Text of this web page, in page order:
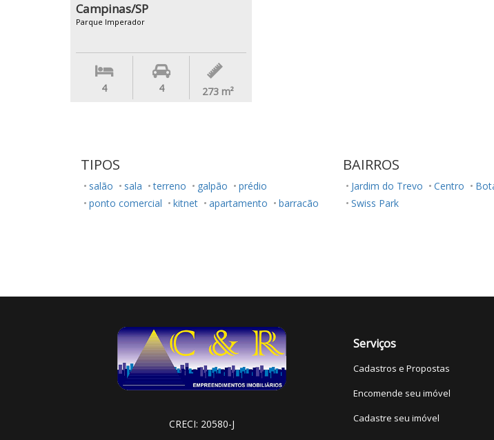
Campinas/SP
Parque Imperador
4 4 273 m²
TIPOS
salão sala terreno galpão
prédio
ponto comercial
kitnet apartamento barracão
BAIRROS
Jardim do Trevo Centro
Swiss Park
CRECI: 20580-J
Serviços
Cadastros e Propostas
Encomende seu imóvel
Cadastre seu imóvel